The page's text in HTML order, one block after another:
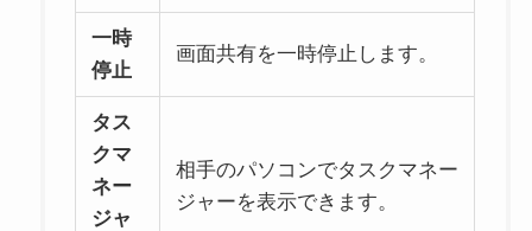
一時
停止
画面共有を一時停止します。
タス
クマ
ネー
ジャ
相手のパソコンでタスクマネー
ジャーを表示できます。